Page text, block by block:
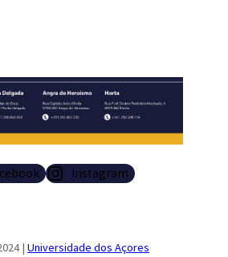
Instagram
| Universidade dos Açores